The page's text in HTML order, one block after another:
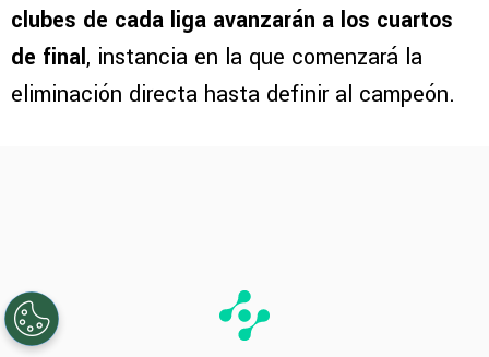
clubes de cada liga avanzarán a los cuartos
de final, instancia en la que comenzará la
eliminación directa hasta definir al campeón.